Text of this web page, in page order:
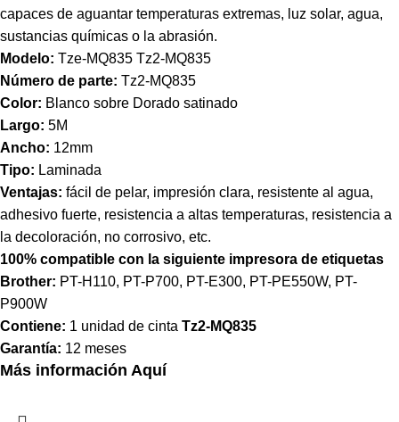
capaces de aguantar temperaturas extremas, luz solar, agua,
sustancias químicas o la abrasión.
Modelo: Tze-MQ835 Tz2-MQ835
Número de parte: Tz2-MQ835
Color: Blanco sobre Dorado satinado
Largo: 5M
Ancho: 12mm
Tipo: Laminada
Ventajas: fácil de pelar, impresión clara, resistente al agua,
adhesivo fuerte, resistencia a altas temperaturas, resistencia a
la decoloración, no corrosivo, etc.
100% compatible con la siguiente impresora de etiquetas
Brother: PT-H110, PT-P700, PT-E300, PT-PE550W, PT-
P900W
Contiene: 1 unidad de cinta Tz2-MQ835
Garantía: 12 meses
Más información Aquí